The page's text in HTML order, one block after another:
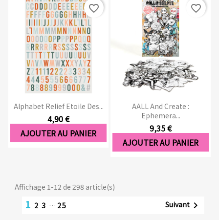
Alphabet Relief Etoile Des...
4,90 €
AJOUTER AU PANIER
favorite_border
AALL And Create :
Ephemera...
9,35 €
AJOUTER AU PANIER
favorite_border
Affichage 1-12 de 298 article(s)
1 2 3 … 25 Suivant 